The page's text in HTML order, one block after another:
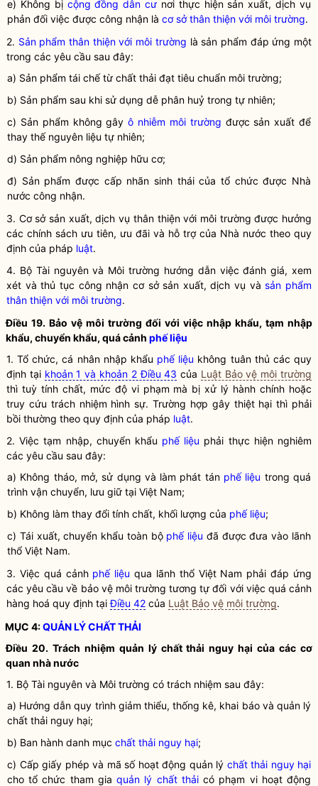
e) Không bị cộng đồng dân cư nơi thực hiện sản xuất, dịch vụ
phản đối việc được công nhận là cơ sở thân thiện với môi trường.
2. Sản phẩm thân thiện với môi trường là sản phẩm đáp ứng một
trong các yêu cầu sau đây:
a) Sản phẩm tái chế từ chất thải đạt tiêu chuẩn môi trường;
b) Sản phẩm sau khi sử dụng dễ phân huỷ trong tự nhiên;
c) Sản phẩm không gâyô nhiễm môi trường được sản xuất để
thay thế nguyên liệu tự nhiên;
d) Sản phẩm nông nghiệp hữu cơ;
đ) Sản phẩm được cấp nhãn sinh thái của tổ chức được Nhà
nước công nhận.
3. Cơ sở sản xuất, dịch vụ thân thiện với môi trường được hưởng
các chính sách ưu tiên, ưu đãi và hỗ trợ của Nhà nước theo quy
định của pháp luật.
4. Bộ Tài nguyên và Môi trường hướng dẫn việc đánh giá, xem
xét và thủ tục công nhận cơ sở sản xuất, dịch vụ vàsản phẩm
thân thiện với môi trường.
Điều 19. Bảo vệ môi trường đối với việc nhập khẩu, tạm nhập
khẩu, chuyển khẩu, quá cảnh phế liệu
1. Tổ chức, cá nhân nhập khẩu phế liệu không tuân thủ các quy
định tại khoản 1 và khoản 2 Điều 43 của Luật Bảo vệ môi trường
thì tuỳ tính chất, mức độ vi phạm mà bị xử lý hành chính hoặc
truy cứu trách nhiệm hình sự. Trường hợp gây thiệt hại thì phải
bồi thường theo quy định của pháp luật.
2. Việc tạm nhập, chuyển khẩu phế liệu phải thực hiện nghiêm
các yêu cầu sau đây:
a) Không tháo, mở, sử dụng và làm phát tán phế liệu trong quá
trình vận chuyển, lưu giữ tại Việt Nam;
b) Không làm thay đổi tính chất, khối lượng của phế liệu;
c) Tái xuất, chuyển khẩu toàn bộ phế liệu đã được đưa vào lãnh
thổ Việt Nam.
3. Việc quá cảnh phế liệu qua lãnh thổ Việt Nam phải đáp ứng
các yêu cầu về bảo vệ môi trường tương tự đối với việc quá cảnh
hàng hoá quy định tạiĐiều 42 của Luật Bảo vệ môi trường.
MỤC 4:QUẢN LÝ CHẤT THẢI
Điều 20. Trách nhiệm quản lý chất thải nguy hại của các cơ
quan nhà nước
1. Bộ Tài nguyên và Môi trường có trách nhiệm sau đây:
a) Hướng dẫn quy trình giảm thiểu, thống kê, khai báo và quản lý
chất thải nguy hại;
b) Ban hành danh mục chất thải nguy hại;
c) Cấp giấy phép và mã số hoạt động quản lý chất thải nguy hại
cho tổ chức tham giaquản lý chất thảicó phạm vi hoạt động